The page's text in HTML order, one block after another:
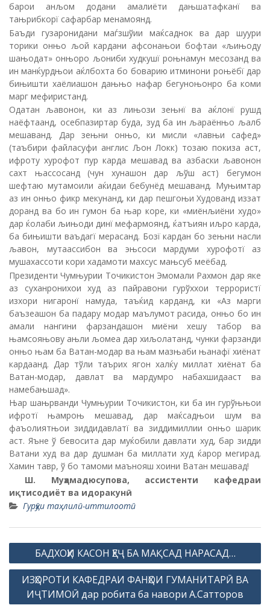
барои анљом додани амалиёти дањшатафканї ва
тањрибкорї сафарбар менамоянд.
Баъди гузаронидани маѓзшўии маќсаднок ва дар шуури
торики онњо љой кардани афсонањои бофтаи «љињоду
шањодат» онњоро љониби худкушї роњнамун месозанд ва
ин манќурдњои аќлбохта бо боварию итминони роњёбї дар
бињишти хаёлиашон дањњо нафар бегуноњонро ба коми
марг мефиристанд.
Одатан љавонон, ки аз лињози зењнї ва аќлонї рушд
наёфтаанд, осебпазиртар буда, зуд ба ин љараёнњо љалб
мешаванд. Дар зењни онњо, ки мисли «лавњи сафед»
(таъбири файласуфи англис Љон Локк) тозаю покиза аст,
ифроту хурофот пур карда мешавад ва азбаски љавонон
сахт њассосанд (чун хунашон дар љўш аст) бегумон
шефтаю мутамоили аќидаи бебунёд мешаванд. Муњимтар
аз ин онњо фикр мекунанд, ки дар пешгоњи Худованд иззат
доранд ва бо ин гумон ба њар коре, ки «миёнљиёни худо»
дар ќолаби љињоди динї мефармоянд, ќатъиян иљро карда,
ба бињишти ваъдагї мерасанд. Бозї кардан бо зењни насли
љавон, мутаассибон ва эњсоси мардуми хурофотї аз
мушахассоти кори хадамоти махсус мањсуб меёбад.
Президенти Чумњурии Точикистон Эмомали Рахмон дар яке
аз суханронихои худ аз пайравони гурўххои террористї
изхори нигаронї намуда, таъќид карданд, ки «Аз марги
баъзеашон ба падару модар маълумот расида, онњо бо ин
амали нангини фарзандашон миёни хешу табор ва
њамсояњову ањли љомеа дар хиљолатанд, чунки фарзанди
онњо њам ба Ватан-модар ва њам мазњаби њанафї хиёнат
кардаанд. Дар тўли таърих ягон халќу миллат хиёнат ба
Ватан-модар, давлат ва мардумро набахшидааст ва
намебањшад».
Њар шањрванди Чумњурии Точикистон, ки ба ин гурўњњои
ифротї њамроњ мешавад, дар маќсадњои шум ва
фаъолиятњои зиддидавлатї ва зиддимиллии онњо шарик
аст. Яъне ў бевосита дар муќобили давлати худ, бар зидди
Ватани худ ва дар душман ба миллати худ ќарор мегирад.
Хамин тавр, ў бо тамоми маънояш хоини Ватан мешавад!
Ш. Муҳамадюсупова, ассистенти кафедраи
иқтисодиёт ва идоракунӣ
Гурӯҳи таҳлилӣ-иттилоотӣ
P
o
t
БАДХОҲИ КАСОН ҲЕҶ БА МАҚСАД НАРАСАД…
ИЗҲОРОТИ КАФЕДРАИ ФАНҲОИ ГУМАНИТАРӢ ВА
ИҶТИМОӢ дар робита ба навори А.Сатторов